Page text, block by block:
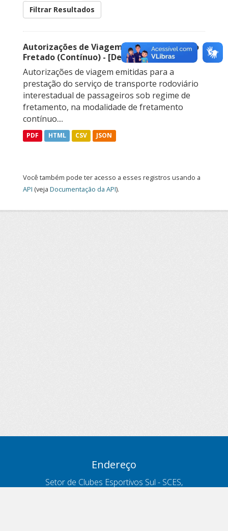
Filtrar Resultados
Autorizações de Viagem Nacional – Serviço
Fretado (Contínuo) - [Descontinuado]
Autorizações de viagem emitidas para a
prestação do serviço de transporte rodoviário
interestadual de passageiros sob regime de
fretamento, na modalidade de fretamento
contínuo....
PDF HTML CSV JSON
Você também pode ter acesso a esses registros usando a
API (veja Documentação da API).
Endereço
Setor de Clubes Esportivos Sul - SCES,